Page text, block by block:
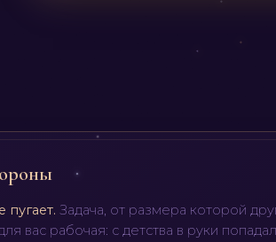
пугает. Задача, от размера которой
вас рабочая: с детства в руки